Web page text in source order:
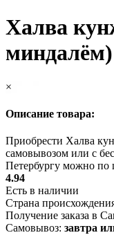
Халва
×
Описание товара:
Приобрести Халва
самовывозом или с
Петербургу можно по
4.94
Есть в наличии
Страна
Получение заказа в
Самовывоз: завтра